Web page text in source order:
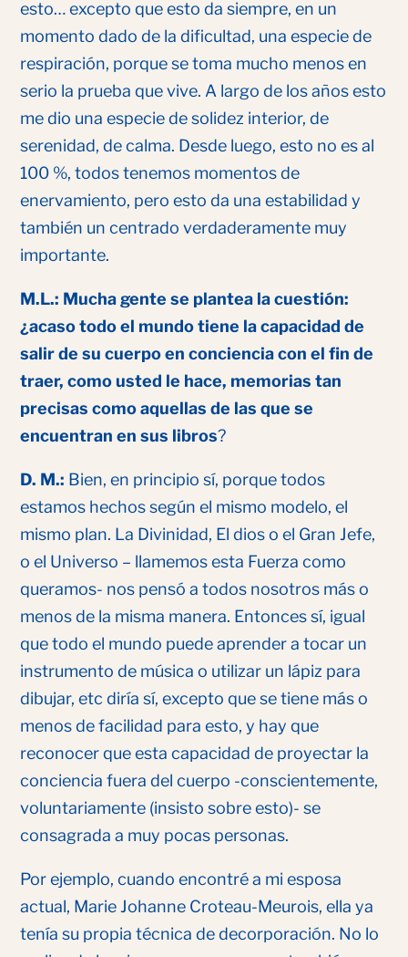
esto… excepto que esto da siempre, en un
momento dado de la dificultad, una especie de
respiración, porque se toma mucho menos en
serio la prueba que vive. A largo de los años esto
me dio una especie de solidez interior, de
serenidad, de calma. Desde luego, esto no es al
100 %, todos tenemos momentos de
enervamiento, pero esto da una estabilidad y
también un centrado verdaderamente muy
importante.
M.L.: Mucha gente se plantea la cuestión:
¿acaso todo el mundo tiene la capacidad de
salir de su cuerpo en conciencia con el fin de
traer, como usted le hace, memorias tan
precisas como aquellas de las que se
encuentran en sus libros?
D. M.: Bien, en principio sí, porque todos
estamos hechos según el mismo modelo, el
mismo plan. La Divinidad, El dios o el Gran Jefe,
o el Universo – llamemos esta Fuerza como
queramos- nos pensó a todos nosotros más o
menos de la misma manera. Entonces sí, igual
que todo el mundo puede aprender a tocar un
instrumento de música o utilizar un lápiz para
dibujar, etc diría sí, excepto que se tiene más o
menos de facilidad para esto, y hay que
reconocer que esta capacidad de proyectar la
conciencia fuera del cuerpo -conscientemente,
voluntariamente (insisto sobre esto)- se
consagrada a muy pocas personas.
Por ejemplo, cuando encontré a mi esposa
actual, Marie Johanne Croteau-Meurois, ella ya
tenía su propia técnica de decorporación. No lo